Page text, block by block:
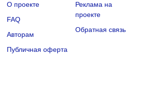
О проекте
FAQ
Авторам
Публичная оферта
Реклама на
проекте
Обратная связь